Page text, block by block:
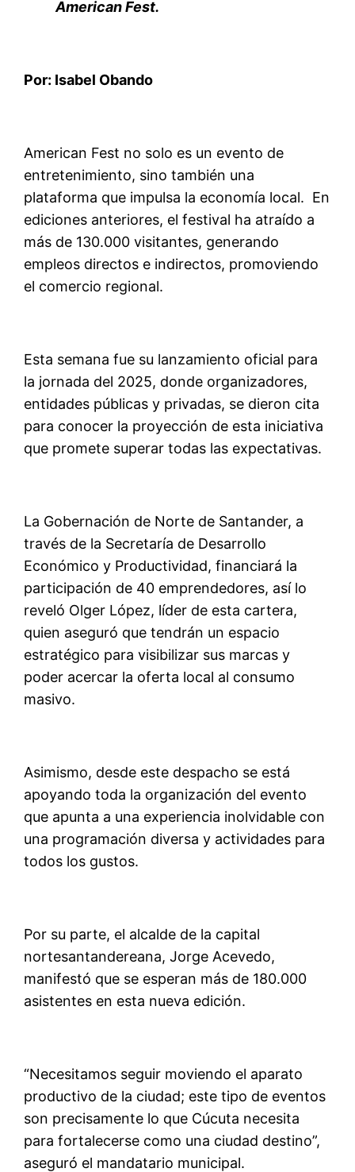
American Fest.
Por: Isabel Obando
American Fest no solo es un evento de
entretenimiento, sino también una
plataforma que impulsa la economía local. En
ediciones anteriores, el festival ha atraído a
más de 130.000 visitantes, generando
empleos directos e indirectos, promoviendo
el comercio regional.
Esta semana fue su lanzamiento oficial para
la jornada del 2025, donde organizadores,
entidades públicas y privadas, se dieron cita
para conocer la proyección de esta iniciativa
que promete superar todas las expectativas.
La Gobernación de Norte de Santander, a
través de la Secretaría de Desarrollo
Económico y Productividad, financiará la
participación de 40 emprendedores, así lo
reveló Olger López, líder de esta cartera,
quien aseguró que tendrán un espacio
estratégico para visibilizar sus marcas y
poder acercar la oferta local al consumo
masivo.
Asimismo, desde este despacho se está
apoyando toda la organización del evento
que apunta a una experiencia inolvidable con
una programación diversa y actividades para
todos los gustos.
Por su parte, el alcalde de la capital
nortesantandereana, Jorge Acevedo,
manifestó que se esperan más de 180.000
asistentes en esta nueva edición.
“Necesitamos seguir moviendo el aparato
productivo de la ciudad; este tipo de eventos
son precisamente lo que Cúcuta necesita
para fortalecerse como una ciudad destino”,
aseguró el mandatario municipal.